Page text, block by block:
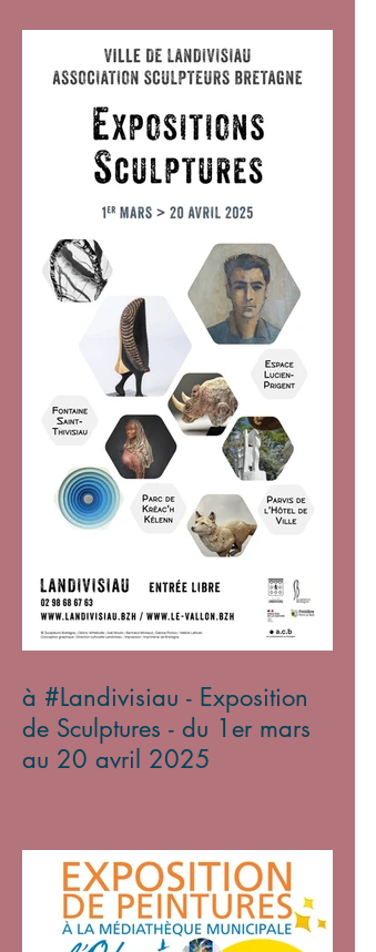
à #Landivisiau - Exposition
de Sculptures - du 1er mars
au 20 avril 2025